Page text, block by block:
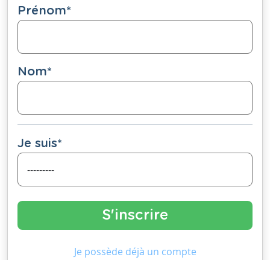
Prénom*
Nom*
Je suis*
Je possède déjà un compte